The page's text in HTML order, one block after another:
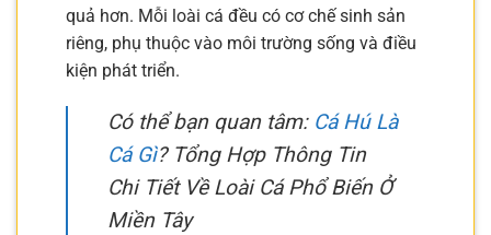
quả hơn. Mỗi loài cá đều có cơ chế sinh sản
riêng, phụ thuộc vào môi trường sống và điều
kiện phát triển.
Có thể bạn quan tâm: Cá Hú Là
Cá Gì? Tổng Hợp Thông Tin
Chi Tiết Về Loài Cá Phổ Biến Ở
Miền Tây